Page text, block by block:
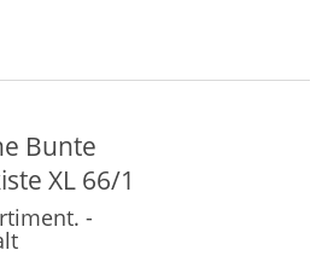
Bunte
XL 66/1
-